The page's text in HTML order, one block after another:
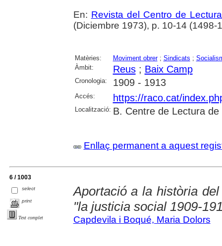
En: Revista del Centro de
(Diciembre 1973), p. 10-14 (1498-
Matèries: Moviment obrer; Sindicats ;
Àmbit:
Reus; Baix Camp
Cronologia: 1909 - 1913
Accés: https://raco.cat/
Localització: B. Centre de Lectura de
Enllaç permanent a aquest
6 / 1003
select
print
Text complet
Aportació a la història
"la justicia social 1909-
Capdevila i Boqué, Maria Dolors